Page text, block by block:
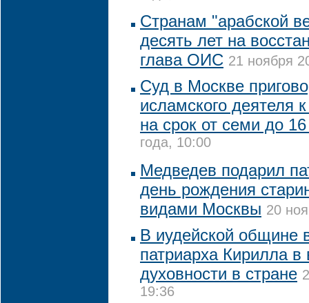
Странам "арабской
десять лет на
глава ОИС 21 ноября
Суд в Москве
исламского деятеля
на срок от семи до
года, 10:00
Медведев подарил
день рождения
видами Москвы 20
В иудейской общине
патриарха Кирилла в
духовности в стране
19:36